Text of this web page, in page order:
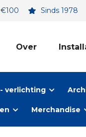
Sinds 1978
Over
verlichting
Merchandise